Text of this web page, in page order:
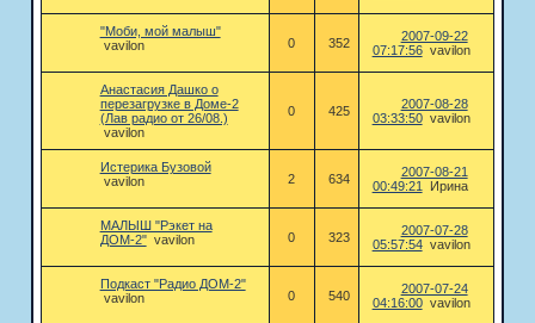
"Моби, мой малыш"
vavilon
0 352
2007-09-22
07:17:56 vavilon
Анастасия Дашко о
перезагрузке в Доме-2
(Лав радио от 26/08.)
vavilon
0 425
2007-08-28
03:33:50 vavilon
Истерика Бузовой
vavilon
2 634
2007-08-21
00:49:21
Ирина
МАЛЫШ "Рэкет на
ДОМ-2" vavilon 0 323
2007-07-28
05:57:54 vavilon
Подкаст "Радио ДОМ-2"
vavilon
0 540
2007-07-24
04:16:00 vavilon